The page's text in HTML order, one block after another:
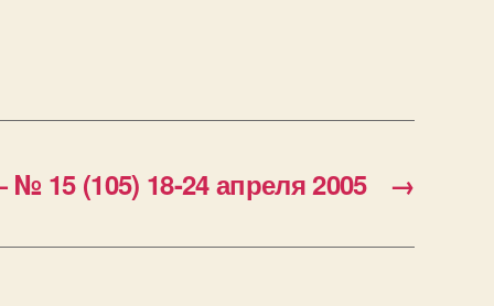
→
(105) 18-24 апреля 2005